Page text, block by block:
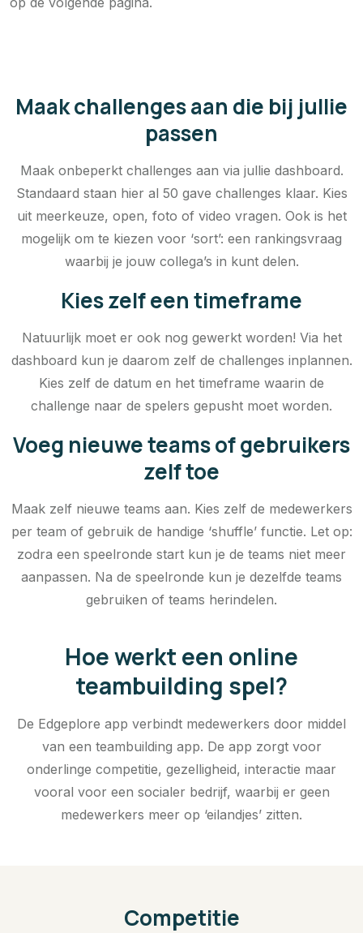
Maak challenges aan die bij jullie
passen
Maak onbeperkt challenges aan via jullie dashboard.
Standaard staan hier al 50 gave challenges klaar. Kies
uit meerkeuze, open, foto of video vragen. Ook is het
mogelijk om te kiezen voor ‘sort’: een rankingsvraag
waarbij je jouw collega’s in kunt delen.
Kies zelf een timeframe
Natuurlijk moet er ook nog gewerkt worden! Via het
dashboard kun je daarom zelf de challenges inplannen.
Kies zelf de datum en het timeframe waarin de
challenge naar de spelers gepusht moet worden.
Voeg nieuwe teams of gebruikers
zelf toe
Maak zelf nieuwe teams aan. Kies zelf de medewerkers
per team of gebruik de handige ‘shuffle’ functie. Let op:
zodra een speelronde start kun je de teams niet meer
aanpassen. Na de speelronde kun je dezelfde teams
gebruiken of teams herindelen.
Hoe werkt een online
teambuilding spel?
De Edgeplore app verbindt medewerkers door middel
van een teambuilding app. De app zorgt voor
onderlinge competitie, gezelligheid, interactie maar
vooral voor een socialer bedrijf, waarbij er geen
medewerkers meer op ‘eilandjes’ zitten.
Competitie